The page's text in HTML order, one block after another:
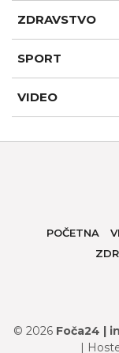
ZDRAVSTVO
SPORT
VIDEO
POČETNA
© 2026 Foča24 |
|